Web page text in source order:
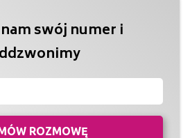
swój numer i
ROZMOWĘ